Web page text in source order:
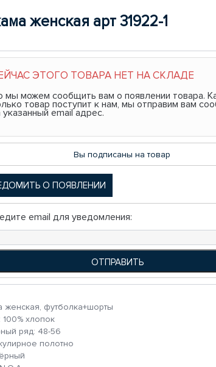
женская арт 31922-1
ЭТОГО ТОВАРА НЕТ НА СКЛАДЕ
мы можем сообщить вам о появлении товара.
товар поступит к нам, мы отправим вам
указанный email адрес.
Вы подписаны на товар
О ПОЯВЛЕНИИ
email для уведомления:
женская, футболка+шорты
100% хлопок
ряд: 48-56
полотно